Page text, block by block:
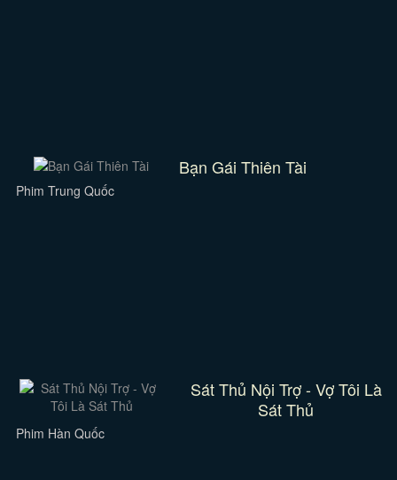
Bạn Gái Thiên Tài
Phim Trung Quốc
Sát Thủ Nội Trợ - Vợ Tôi Là
Sát Thủ
Phim Hàn Quốc